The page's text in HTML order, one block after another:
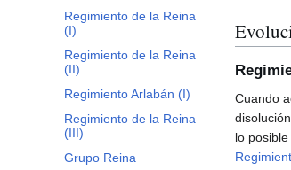
Regimiento de la Reina
(I)
Regimiento de la Reina
(II)
Regimiento Arlabán (I)
Regimiento de la Reina
(III)
Grupo Reina
Cuando
lo